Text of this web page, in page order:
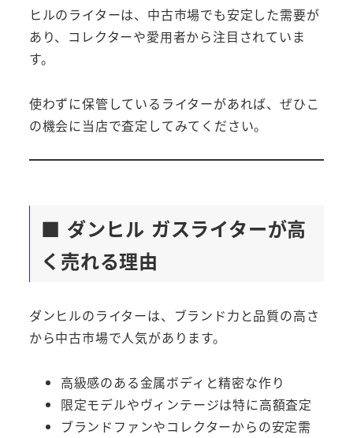
ヒルのライターは、中古市場でも安定した需要が
あり、コレクターや愛用者から注目されていま
す。
使わずに保管しているライターがあれば、ぜひこ
の機会に当店で査定してみてください。
■ ダンヒル ガスライターが高
く売れる理由
ダンヒルのライターは、ブランド力と品質の高さ
から中古市場で人気があります。
高級感のある金属ボディと精密な作り
限定モデルやヴィンテージは特に高額査定
ブランドファンやコレクターからの安定需